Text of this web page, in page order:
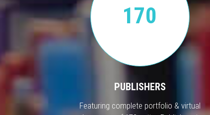
170
PUBLISHERS
Featuring complete portfolio & virtual